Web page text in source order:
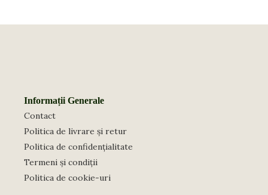
Informații Generale
Contact
Politica de livrare și retur
Politica de confidențialitate
Termeni și condiții
Politica de cookie-uri